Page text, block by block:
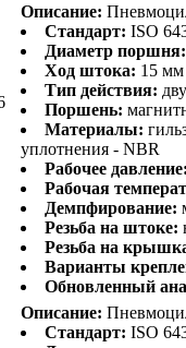
Описание:
Стандарт: ISO
Диаметр поршня:
Ход штока: 15 мм
Тип действия:
Поршень:
Материалы:
уплотнения - NBR
Рабочее давление:
Рабочая
Демпфирование:
Резьба на штоке:
Резьба на
Варианты
Обновленный
Описание:
Стандарт: ISO